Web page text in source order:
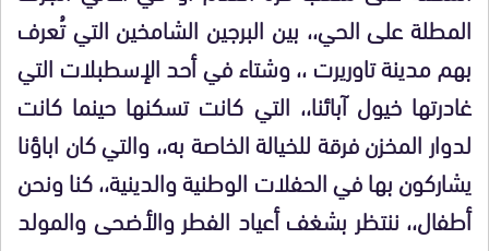
المطلة على الحي،، بين البرجين الشامخين التي تُعرف
بهم مدينة تاوريرت ،، وشتاء في أحد الإسطبلات التي
غادرتها خيول آبائنا،، التي كانت تسكنها حينما كانت
لدوار المخزن فرقة للخيالة الخاصة به،، والتي كان اباؤنا
يشاركون بها في الحفلات الوطنية والدينية،، كنا ونحن
أطفال،، ننتظر بشغف أعياد الفطر والأضحى والمولد